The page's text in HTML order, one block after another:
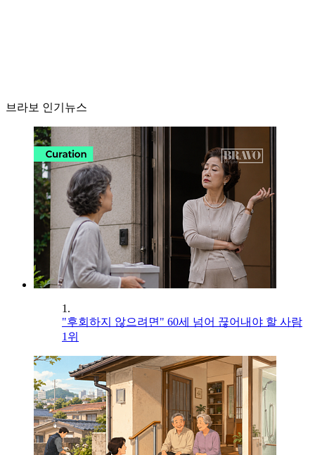
브라보 인기뉴스
1.
"후회하지 않으려면" 60세 넘어 끊어내야 할 사람
1위